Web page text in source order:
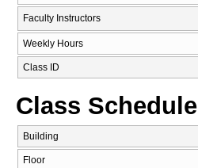
Faculty Instructors
Weekly Hours
Class ID
Class Schedule
Building
Floor